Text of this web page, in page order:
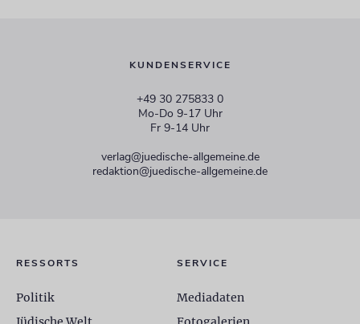
KUNDENSERVICE
+49 30 275833 0
Mo-Do 9-17 Uhr
Fr 9-14 Uhr
verlag@juedische-allgemeine.de
redaktion@juedische-allgemeine.de
RESSORTS
Politik
SERVICE
Mediadaten